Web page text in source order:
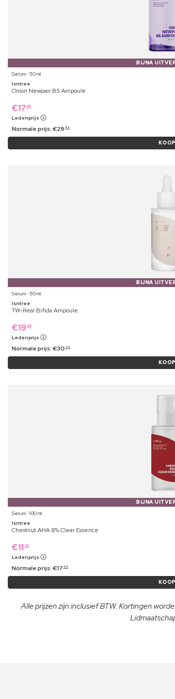
BIJNA
Serum ⋅ 50 ml
Isntree
Onion Newpair B5 Ampoule
€17 49
Ledenprijs
Normale prijs:€29 49
KOOP
BIJNA
Serum ⋅ 50 ml
Isntree
TW-Real Bifida Ampoule
€19 49
Ledenprijs
Normale prijs:€30 99
KOOP
BIJNA
Serum ⋅ 100 ml
Isntree
Chestnut AHA 8% Clear Essence
€11 29
Ledenprijs
Normale prijs:€17 49
KOOP
Alle prijzen zijn inclusief BTW. Kortingen